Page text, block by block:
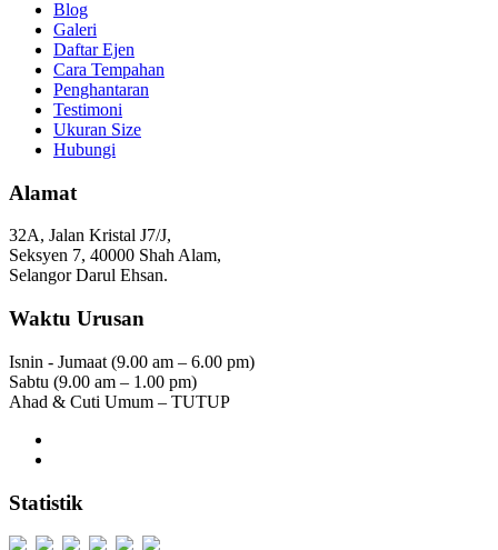
Blog
Galeri
Daftar Ejen
Cara Tempahan
Penghantaran
Testimoni
Ukuran Size
Hubungi
Alamat
32A, Jalan Kristal J7/J,
Seksyen 7, 40000 Shah Alam,
Selangor Darul Ehsan.
Waktu Urusan
Isnin - Jumaat (9.00 am – 6.00 pm)
Sabtu (9.00 am – 1.00 pm)
Ahad & Cuti Umum – TUTUP
Statistik